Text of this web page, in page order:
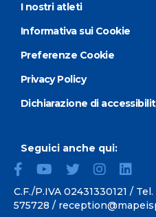
I nostri atleti
Informativa sui Cookie
Preferenze Cookie
Privacy Policy
Dichiarazione di
Seguici anche qui:
C.F./P.IVA 02431330121 / Tel.
575728 /